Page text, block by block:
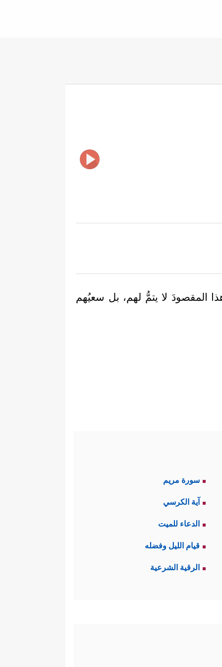
المقصودَ لا يتمُّ لهم، بل سعيُهم
سورة مريم
آية الكرسي
الدعاء للميت
قيام الليل وفضله
الرقية الشرعية